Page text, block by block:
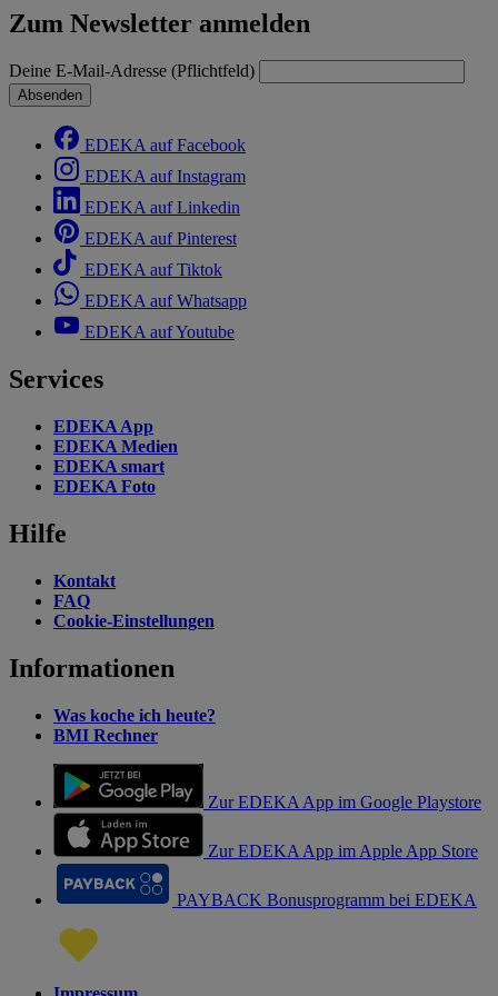
Zum Newsletter anmelden
Deine E-Mail-Adresse (Pflichtfeld)
Absenden
EDEKA auf Facebook
EDEKA auf Instagram
EDEKA auf Linkedin
EDEKA auf Pinterest
EDEKA auf Tiktok
EDEKA auf Whatsapp
EDEKA auf Youtube
Services
EDEKA App
EDEKA Medien
EDEKA smart
EDEKA Foto
Hilfe
Kontakt
FAQ
Cookie-Einstellungen
Informationen
Was koche ich heute?
BMI Rechner
Zur EDEKA App im Google Playstore
Zur EDEKA App im Apple App Store
PAYBACK Bonusprogramm bei EDEKA